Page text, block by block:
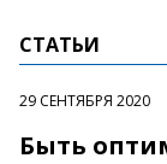
СТАТЬИ
29 СЕНТЯБРЯ 2020
Быть